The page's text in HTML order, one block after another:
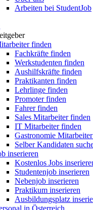
Arbeiten bei StudentJob
finden
Fachkräfte finden
Werkstudenten finden
Aushilfskräfte finden
Praktikanten finden
Lehrlinge finden
Promoter finden
Fahrer finden
Sales Mitarbeiter finden
IT Mitarbeiter finden
Gastronomie
Selber Kandidaten
inserieren
Kostenlos Jobs
Studentenjob inserieren
Nebenjob inserieren
Praktikum inserieren
Ausbildungsplatz
in Österreich